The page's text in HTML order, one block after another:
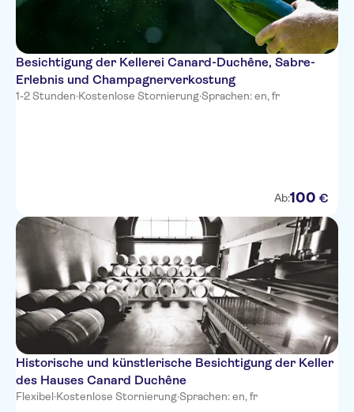
Besichtigung der Kellerei Canard-Duchêne, Sabre-
Erlebnis und Champagnerverkostung
1-2 Stunden·Kostenlose Stornierung·Sprachen: en, fr
Ab:100 €
Historische und künstlerische Besichtigung der Keller
des Hauses Canard Duchêne
Flexibel·Kostenlose Stornierung·Sprachen: en, fr